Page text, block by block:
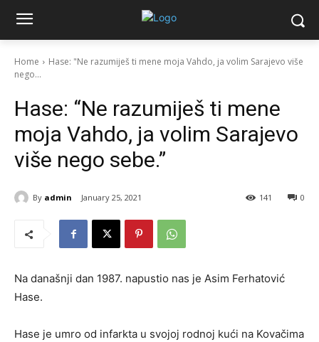
Home
Hase: "Ne razumiješ ti mene moja Vahdo, ja volim Sarajevo više
nego...
Hase: “Ne razumiješ ti mene
moja Vahdo, ja volim Sarajevo
više nego sebe.”
By admin January 25, 2021 0
141
Na današnji dan 1987. napustio nas je Asim Ferhatović
Hase.
Hase je umro od infarkta u svojoj rodnoj kući na Kovačima